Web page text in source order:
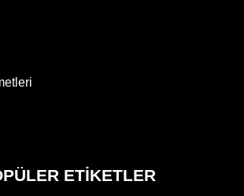
ETIKETLER